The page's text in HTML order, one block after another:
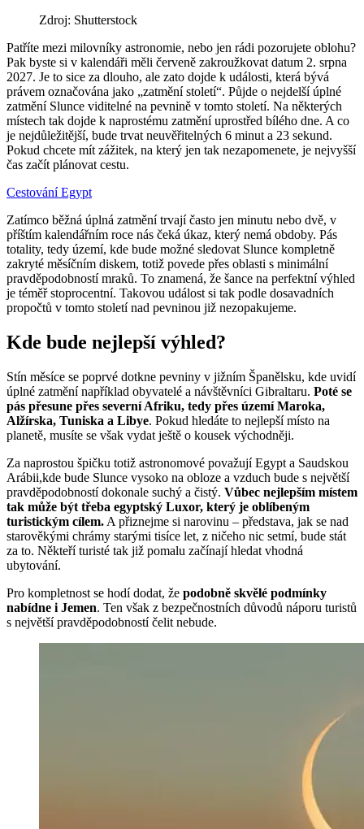
Zdroj: Shutterstock
Patříte mezi milovníky astronomie, nebo jen rádi pozorujete oblohu?
Pak byste si v kalendáři měli červeně zakroužkovat datum 2. srpna
2027. Je to sice za dlouho, ale zato dojde k události, která bývá
právem označována jako „zatmění století“. Půjde o nejdelší úplné
zatmění Slunce viditelné na pevnině v tomto století. Na některých
místech tak dojde k naprostému zatmění uprostřed bílého dne. A co
je nejdůležitější, bude trvat neuvěřitelných 6 minut a 23 sekund.
Pokud chcete mít zážitek, na který jen tak nezapomenete, je nejvyšší
čas začít plánovat cestu.
CestováníEgypt
Zatímco běžná úplná zatmění trvají často jen minutu nebo dvě, v
příštím kalendářním roce nás čeká úkaz, který nemá obdoby. Pás
totality, tedy území, kde bude možné sledovat Slunce kompletně
zakryté měsíčním diskem, totiž povede přes oblasti s minimální
pravděpodobností mraků. To znamená, že šance na perfektní výhled
je téměř stoprocentní. Takovou událost si tak podle dosavadních
propočtů v tomto století nad pevninou již nezopakujeme.
Kde bude nejlepší výhled?
Stín měsíce se poprvé dotkne pevniny v jižním Španělsku, kde uvidí
úplné zatmění například obyvatelé a návštěvníci Gibraltaru. Poté se
pás přesune přes severní Afriku, tedy přes území Maroka,
Alžírska, Tuniska a Libye. Pokud hledáte to nejlepší místo na
planetě, musíte se však vydat ještě o kousek východněji.
Za naprostou špičku totiž astronomové považují Egypt a Saudskou
Arábii,kde bude Slunce vysoko na obloze a vzduch bude s největší
pravděpodobností dokonale suchý a čistý. Vůbec nejlepším místem
tak může být třeba egyptský Luxor, který je oblíbeným
turistickým cílem. A přiznejme si narovinu – představa, jak se nad
starověkými chrámy starými tisíce let, z ničeho nic setmí, bude stát
za to. Někteří turisté tak již pomalu začínají hledat vhodná
ubytování.
Pro kompletnost se hodí dodat, že podobně skvělé podmínky
nabídne i Jemen. Ten však z bezpečnostních důvodů náporu turistů
s největší pravděpodobností čelit nebude.